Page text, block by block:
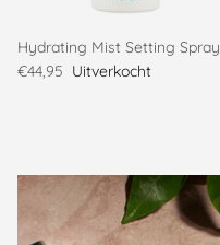
Hydrating Mist Setting Spray
€44,95 Uitverkocht